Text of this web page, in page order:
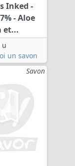
Inked -
- Aloe
et...
u
un savon
Savon